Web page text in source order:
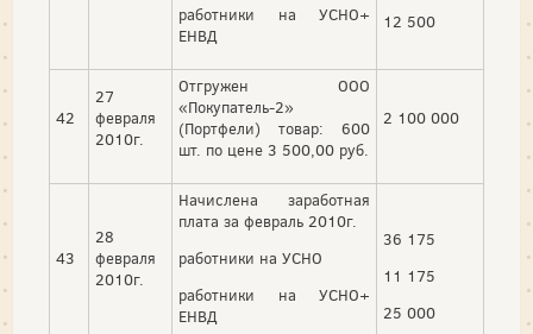
работники на УСНО+
ЕНВД
12 500
42
27
февраля
2010г.
Отгружен ООО
«Покупатель-2»
(Портфели) товар: 600
шт. по цене 3 500,00 руб.
2 100 000
43
28
февраля
2010г.
Начислена заработная
плата за февраль 2010г.
работники на УСНО
работники на УСНО+
ЕНВД
36 175
11 175
25 000